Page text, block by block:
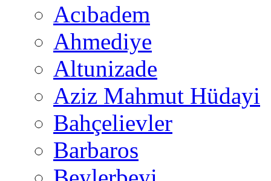
Acıbadem
Ahmediye
Altunizade
Aziz Mahmut Hüdayi
Bahçelievler
Barbaros